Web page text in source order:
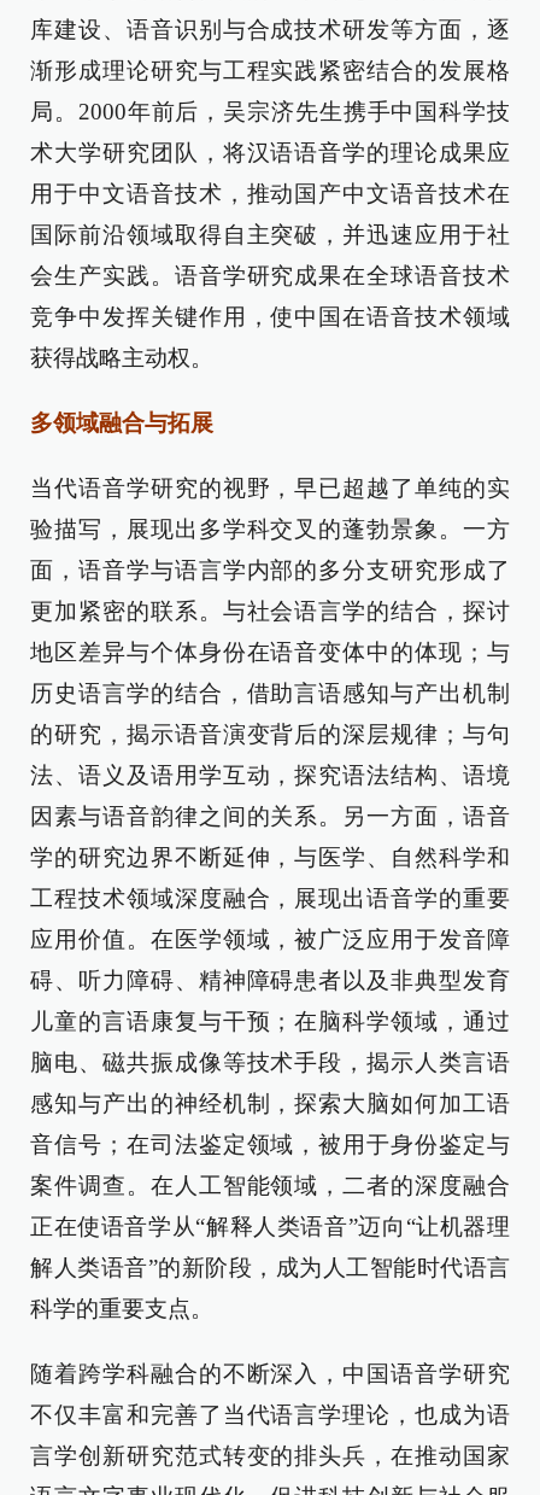
库建设、语音识别与合成技术研发等方面，逐
渐形成理论研究与工程实践紧密结合的发展格
局。2000年前后，吴宗济先生携手中国科学技
术大学研究团队，将汉语语音学的理论成果应
用于中文语音技术，推动国产中文语音技术在
国际前沿领域取得自主突破，并迅速应用于社
会生产实践。语音学研究成果在全球语音技术
竞争中发挥关键作用，使中国在语音技术领域
获得战略主动权。
多领域融合与拓展
当代语音学研究的视野，早已超越了单纯的实
验描写，展现出多学科交叉的蓬勃景象。一方
面，语音学与语言学内部的多分支研究形成了
更加紧密的联系。与社会语言学的结合，探讨
地区差异与个体身份在语音变体中的体现；与
历史语言学的结合，借助言语感知与产出机制
的研究，揭示语音演变背后的深层规律；与句
法、语义及语用学互动，探究语法结构、语境
因素与语音韵律之间的关系。另一方面，语音
学的研究边界不断延伸，与医学、自然科学和
工程技术领域深度融合，展现出语音学的重要
应用价值。在医学领域，被广泛应用于发音障
碍、听力障碍、精神障碍患者以及非典型发育
儿童的言语康复与干预；在脑科学领域，通过
脑电、磁共振成像等技术手段，揭示人类言语
感知与产出的神经机制，探索大脑如何加工语
音信号；在司法鉴定领域，被用于身份鉴定与
案件调查。在人工智能领域，二者的深度融合
正在使语音学从“解释人类语音”迈向“让机器理
解人类语音”的新阶段，成为人工智能时代语言
科学的重要支点。
随着跨学科融合的不断深入，中国语音学研究
不仅丰富和完善了当代语言学理论，也成为语
言学创新研究范式转变的排头兵，在推动国家